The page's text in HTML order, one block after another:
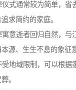
式通常较为简单，省
求简约的家庭。
意逝者回归自然，与
源、生生不息的象征
地域限制，可以根据
。